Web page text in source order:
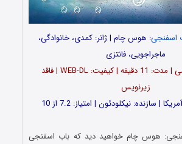
اسفنجی: هوس چام | ژانر: کمدی، خانوادگی،
ماجراجویی، فانتزی
زبان: دوبله فارسی | مدت: 11 دقیقه | کیفیت: WEB-DL | فاقد
زیرنویس
| سازنده: نیکلودئون | امتیاز: 7.2 از 10
هوس چام خواهید دید که باب اسفنجی